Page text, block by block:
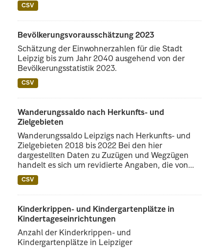
CSV
Bevölkerungsvorausschätzung 2023
Schätzung der Einwohnerzahlen für die Stadt
Leipzig bis zum Jahr 2040 ausgehend von der
Bevölkerungsstatistik 2023.
CSV
Wanderungssaldo nach Herkunfts- und
Zielgebieten
Wanderungssaldo Leipzigs nach Herkunfts- und
Zielgebieten 2018 bis 2022 Bei den hier
dargestellten Daten zu Zuzügen und Wegzügen
handelt es sich um revidierte Angaben, die von...
CSV
Kinderkrippen- und Kindergartenplätze in
Kindertageseinrichtungen
Anzahl der Kinderkrippen- und
Kindergartenplätze in Leipziger